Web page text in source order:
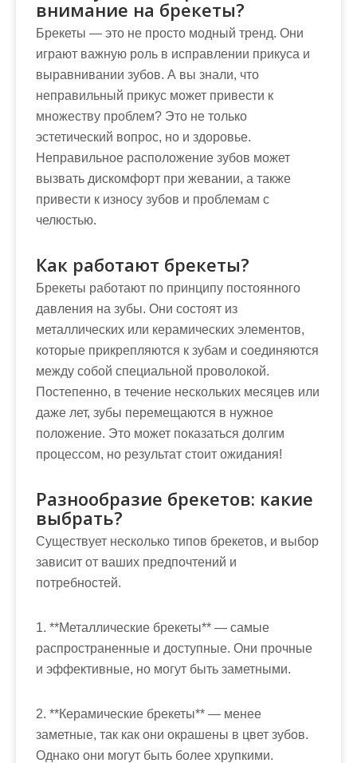
внимание на брекеты?
Брекеты — это не просто модный тренд. Они
играют важную роль в исправлении прикуса и
выравнивании зубов. А вы знали, что
неправильный прикус может привести к
множеству проблем? Это не только
эстетический вопрос, но и здоровье.
Неправильное расположение зубов может
вызвать дискомфорт при жевании, а также
привести к износу зубов и проблемам с
челюстью.
Как работают брекеты?
Брекеты работают по принципу постоянного
давления на зубы. Они состоят из
металлических или керамических элементов,
которые прикрепляются к зубам и соединяются
между собой специальной проволокой.
Постепенно, в течение нескольких месяцев или
даже лет, зубы перемещаются в нужное
положение. Это может показаться долгим
процессом, но результат стоит ожидания!
Разнообразие брекетов: какие
выбрать?
Существует несколько типов брекетов, и выбор
зависит от ваших предпочтений и
потребностей.
1. **Металлические брекеты** — самые
распространенные и доступные. Они прочные
и эффективные, но могут быть заметными.
2. **Керамические брекеты** — менее
заметные, так как они окрашены в цвет зубов.
Однако они могут быть более хрупкими.